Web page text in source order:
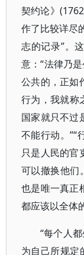
契约论》
作了比较详尽
志的记录”。
意：“法律乃
公共的，正如
行为，我就称
国家就只不过
不能行动。”“
只是人民的官
可以撤换他们
也是唯一真正
都应该以全体
“每个人
为自己所规定